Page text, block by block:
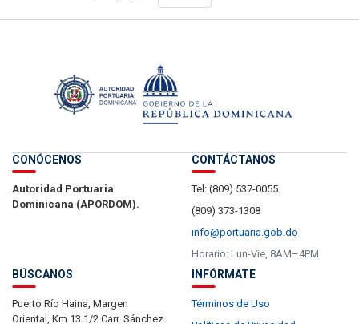
CONÓCENOS
Autoridad Portuaria
Dominicana (APORDOM).
CONTÁCTANOS
Tel: (809) 537-0055
(809) 373-1308
info@portuaria.gob.do
Horario: Lun-Vie, 8AM–4PM
BÚSCANOS
Puerto Río Haina, Margen
Oriental, Km 13 1/2 Carr. Sánchez.
INFÓRMATE
Términos de Uso